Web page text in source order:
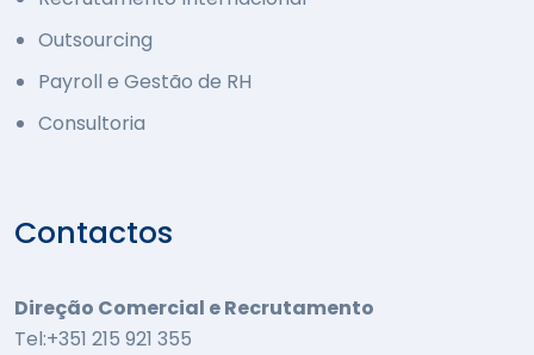
Outsourcing
Payroll e Gestão de RH
Consultoria
Contactos
Direção Comercial e Recrutamento
Tel:+351 215 921 355